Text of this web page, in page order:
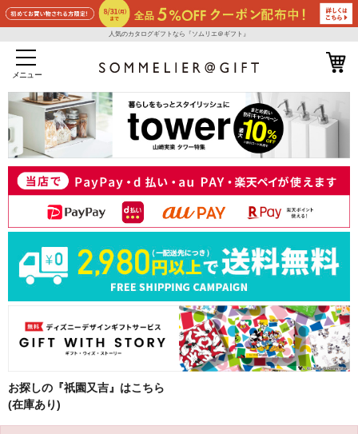
人気のカタログギフトなら『ソムリエ＠ギフト』
メニュー
お探しの『祇園又吉』はこちら
(在庫あり)